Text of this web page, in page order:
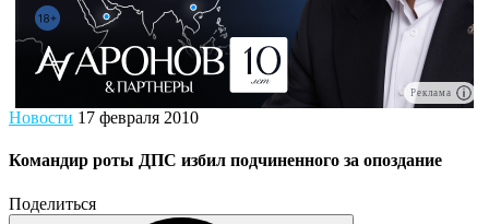
Реклама
Новости 17 февраля 2010
Командир роты ДПС избил подчиненного за опоздание
Поделиться